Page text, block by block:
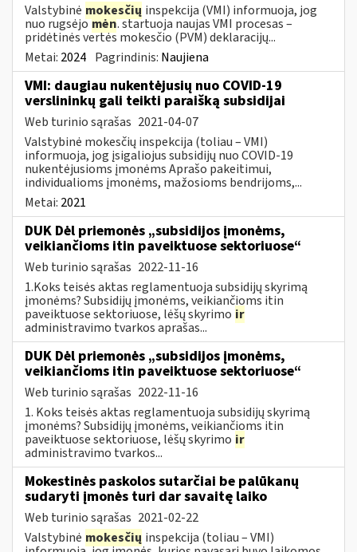
Valstybinė mokesčių inspekcija (VMI) informuoja, jog
nuo rugsėjomėn. startuoja naujas VMI procesas –
pridėtinės vertės mokesčio (PVM) deklaracijų...
Metai: 2024 Pagrindinis: Naujiena
VMI: daugiau nukentėjusių nuo COVID-19
verslininkų gali teikti paraišką subsidijai
Web turinio sąrašas 2021-04-07
Valstybinė mokesčių inspekcija (toliau – VMI)
informuoja, jog įsigaliojus subsidijų nuo COVID-19
nukentėjusioms įmonėms Aprašo pakeitimui,
individualioms įmonėms, mažosioms bendrijoms,...
Metai: 2021
DUK Dėl priemonės „subsidijos įmonėms,
veikiančioms itin paveiktuose sektoriuose“
Web turinio sąrašas 2022-11-16
1.Koks teisės aktas reglamentuoja subsidijų skyrimą
įmonėms? Subsidijų įmonėms, veikiančioms itin
paveiktuose sektoriuose, lėšų skyrimo ir
administravimo tvarkos aprašas...
DUK Dėl priemonės „subsidijos įmonėms,
veikiančioms itin paveiktuose sektoriuose“
Web turinio sąrašas 2022-11-16
1. Koks teisės aktas reglamentuoja subsidijų skyrimą
įmonėms? Subsidijų įmonėms, veikiančioms itin
paveiktuose sektoriuose, lėšų skyrimo ir
administravimo tvarkos...
Mokestinės paskolos sutarčiai be palūkanų
sudaryti įmonės turi dar savaitę laiko
Web turinio sąrašas 2021-02-22
Valstybinė mokesčių inspekcija (toliau – VMI)